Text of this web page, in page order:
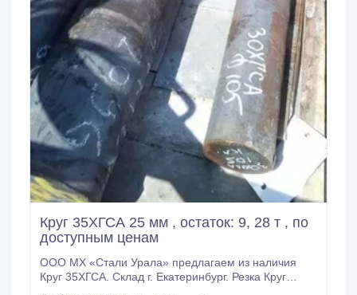
Круг 35ХГСА 25 мм , остаток: 9, 28 т , по
доступным ценам
ООО МХ «Стали Урала» предлагаем из наличия
Круг 35ХГСА. Склад г. Екатеринбург. Резка Круг